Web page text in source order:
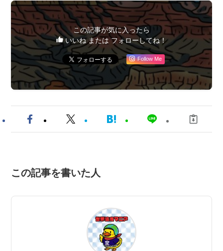
この記事が気に入ったら
いいね または フォローしてね！
Follow Me
この記事を書いた人